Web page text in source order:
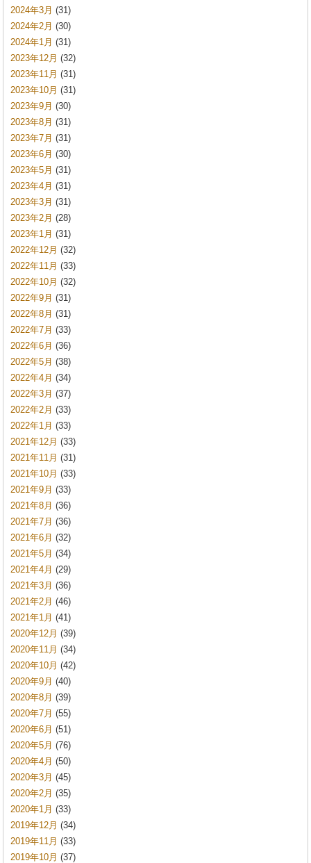
2024年3月 (31)
2024年2月 (30)
2024年1月 (31)
2023年12月 (32)
2023年11月 (31)
2023年10月 (31)
2023年9月 (30)
2023年8月 (31)
2023年7月 (31)
2023年6月 (30)
2023年5月 (31)
2023年4月 (31)
2023年3月 (31)
2023年2月 (28)
2023年1月 (31)
2022年12月 (32)
2022年11月 (33)
2022年10月 (32)
2022年9月 (31)
2022年8月 (31)
2022年7月 (33)
2022年6月 (36)
2022年5月 (38)
2022年4月 (34)
2022年3月 (37)
2022年2月 (33)
2022年1月 (33)
2021年12月 (33)
2021年11月 (31)
2021年10月 (33)
2021年9月 (33)
2021年8月 (36)
2021年7月 (36)
2021年6月 (32)
2021年5月 (34)
2021年4月 (29)
2021年3月 (36)
2021年2月 (46)
2021年1月 (41)
2020年12月 (39)
2020年11月 (34)
2020年10月 (42)
2020年9月 (40)
2020年8月 (39)
2020年7月 (55)
2020年6月 (51)
2020年5月 (76)
2020年4月 (50)
2020年3月 (45)
2020年2月 (35)
2020年1月 (33)
2019年12月 (34)
2019年11月 (33)
2019年10月 (37)